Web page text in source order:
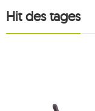
Hit des tages